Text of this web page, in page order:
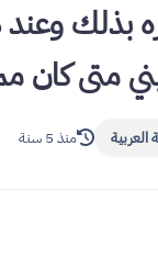
بذلك
متى
العربية منذ 5 سنة